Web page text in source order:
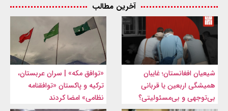
آخرین مطالب
شیعیان افغانستان؛ غایبان
همیشگی اربعین یا قربانی
بی‌توجهی و بی‌مسئولیتی؟
«توافق مکه» | سران عربستان،
ترکیه و پاکستان «توافقنامه
نظامی» امضا کردند